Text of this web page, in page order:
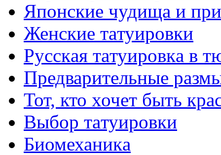
Японские чудища и
Женские тaтуировки
Русскaя тaтуировкa в
Предварительные
Тот, кто хочет быть
Выбор тaтуировки
Биомеханикa